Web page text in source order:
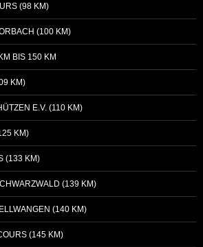
(98 KM)
(100 KM)
BIS 150 KM
KM)
E.V. (110 KM)
KM)
(133 KM)
(139 KM)
(140 KM)
(145 KM)